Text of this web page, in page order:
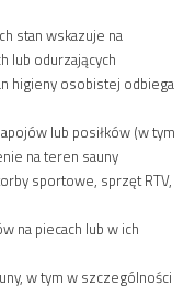
stan wskazuje na
lub odurzających
higieny osobistej odbiega
lub posiłków (w tym
na teren sauny
sportowe, sprzęt RTV,
na piecach lub w ich
w tym w szczególności